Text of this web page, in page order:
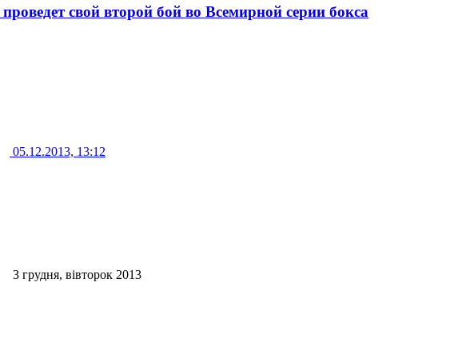
свой второй бой во Всемирной серии бокса
05.12.2013, 13:12
3 грудня, вівторок 2013